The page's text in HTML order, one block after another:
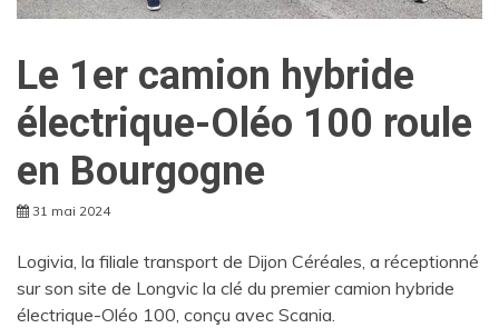
Le 1er camion hybride
électrique-Oléo 100 roule
en Bourgogne
31 mai 2024
Logivia, la filiale transport de Dijon Céréales, a réceptionné
sur son site de Longvic la clé du premier camion hybride
électrique-Oléo 100, conçu avec Scania.